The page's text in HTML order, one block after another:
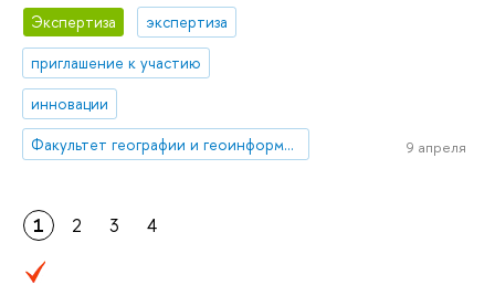
Экспертиза
экспертиза
приглашение к участию
инновации
Факультет географии и геоинформационных технологий
9 апреля
1 2 3 4